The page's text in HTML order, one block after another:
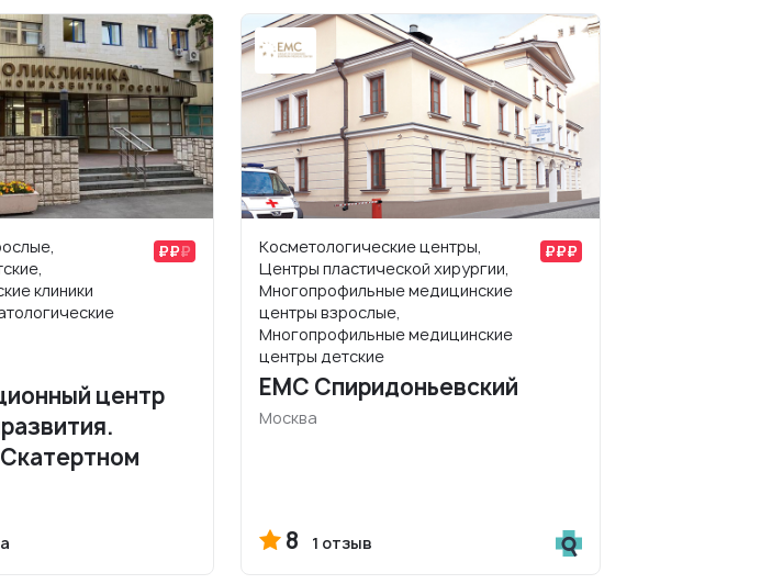
клиники
центр
Косметологические центры,
Центры пластической хирургии,
Многопрофильные медицинские
центры взрослые,
Многопрофильные медицинские
центры детские
EMC Спиридоньевский
Москва
8 1 отзыв